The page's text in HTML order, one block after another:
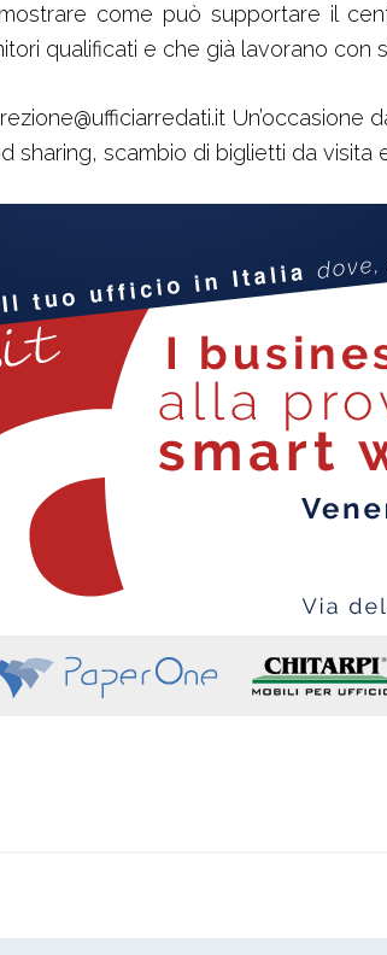
come può supportare il
qualificati e che già lavorano con
Un’occasione
sharing, scambio di biglietti da visita